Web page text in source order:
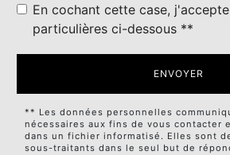
En cochant cette case,
particulières ci-dessous **
ENVOYER
** Les données personnelles
nécessaires aux fins de vous contacter
dans un fichier informatisé. Elles sont
sous-traitants dans le seul but de